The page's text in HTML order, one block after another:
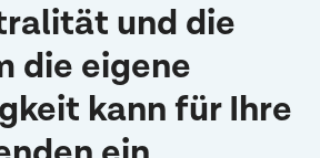
Workshops mit
und Überwachung der
Maßnahmen
eines
und die
die eigene
kann für Ihre